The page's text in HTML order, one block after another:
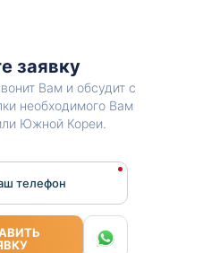
заявку
Вам и обсудит с
необходимого Вам
Южной Кореи.
телефон